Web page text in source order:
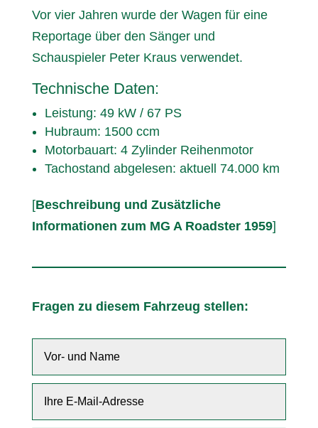
Vor vier Jahren wurde der Wagen für eine
Reportage über den Sänger und
Schauspieler Peter Kraus verwendet.
Technische Daten:
Leistung: 49 kW / 67 PS
Hubraum: 1500 ccm
Motorbauart: 4 Zylinder Reihenmotor
Tachostand abgelesen: aktuell 74.000 km
[Beschreibung und Zusätzliche
Informationen zum MG A Roadster 1959]
Fragen zu diesem Fahrzeug stellen: